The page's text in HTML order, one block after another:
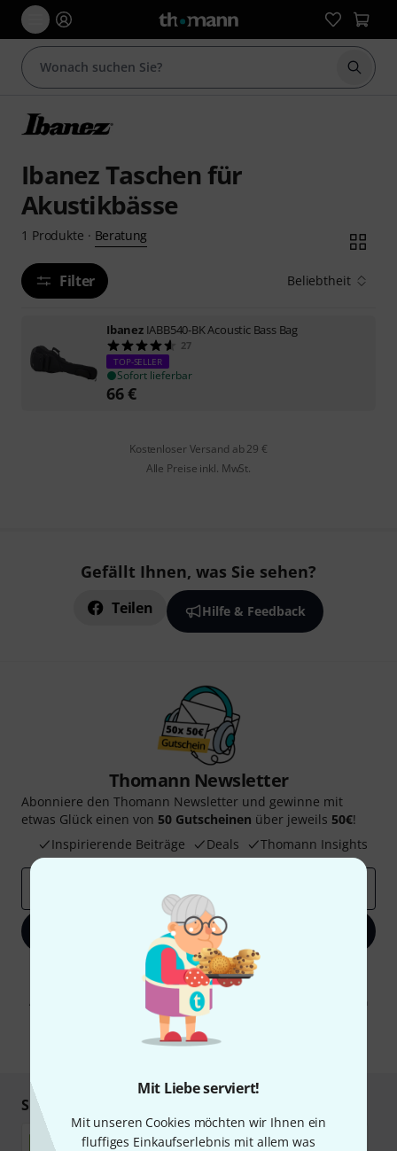
Mit Liebe serviert!
Mit unseren Cookies möchten wir Ihnen ein
fluffiges Einkaufserlebnis mit allem was
Suche
Ibanez Taschen für
Akustikbässe
1 Produkte · Beratung
Filter Beliebtheit
Ibanez IABB540-BK Acoustic Bass Bag
27
TOP-SELLER
Sofort lieferbar
66€
Kostenloser Versand ab 29 €
Alle Preise inkl. MwSt.
Gefällt Ihnen, was Sie sehen?
Teilen Hilfe & Feedback
Thomann Newsletter
Abonniere den Thomann Newsletter und gewinne mit
etwas Glück einen von 50 Gutscheinen über jeweils 50€!
Inspirierende Beiträge
Deals Thomann Insights
Jetzt anmelden
Mit Klick auf „Jetzt anmelden“ stimmen Sie dem Erhalt von E-Mail-
Werbung und einer Messung des E-Mail-Nutzungsverhaltens zu. Die
Abmeldung ist jederzeit möglich. Weitere Informationen finden Sie in
unserenDatenschutzhinweisen
* Pflichtfeld
Sicher einkaufen & bezahlen